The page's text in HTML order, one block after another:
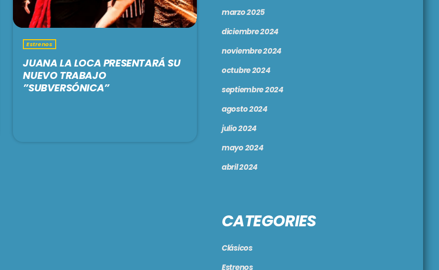
Estrenos
JUANA LA LOCA PRESENTARÁ SU
NUEVO TRABAJO
”SUBVERSÓNICA”
marzo 2025
diciembre 2024
noviembre 2024
octubre 2024
septiembre 2024
agosto 2024
julio 2024
mayo 2024
abril 2024
CATEGORIES
Clásicos
Estrenos